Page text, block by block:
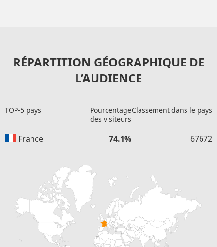
RÉPARTITION GÉOGRAPHIQUE DE
L’AUDIENCE
TOP-5 pays
Pourcentage
des visiteurs
Classement dans le pays
France 74.1% 67672